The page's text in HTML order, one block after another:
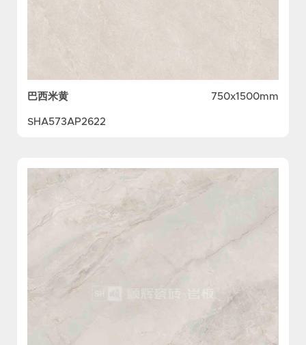
巴西米黄 750x1500mm
SHA573AP2622